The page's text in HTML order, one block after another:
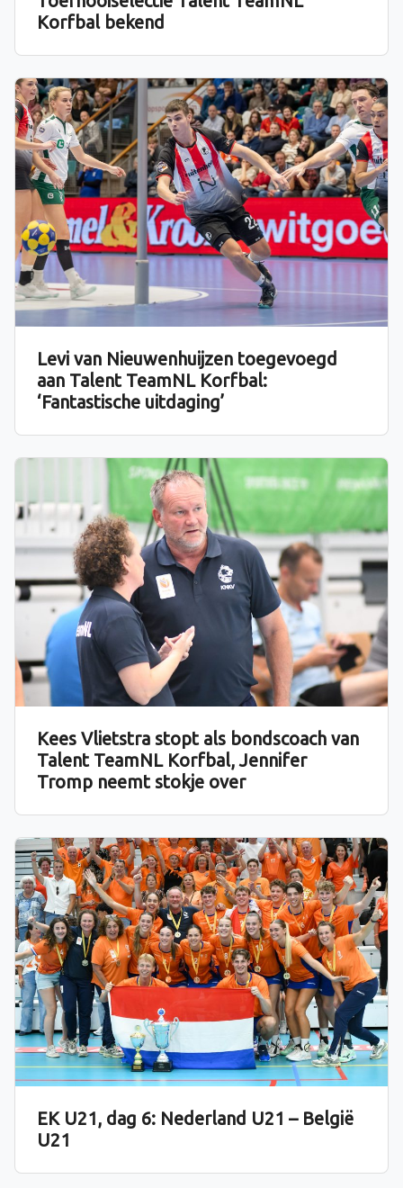
Korfbal bekend
Levi van Nieuwenhuijzen toegevoegd
aan Talent TeamNL Korfbal:
‘Fantastische uitdaging’
Kees Vlietstra stopt als bondscoach van
Talent TeamNL Korfbal, Jennifer
Tromp neemt stokje over
EK U21, dag 6: Nederland U21 – België
U21